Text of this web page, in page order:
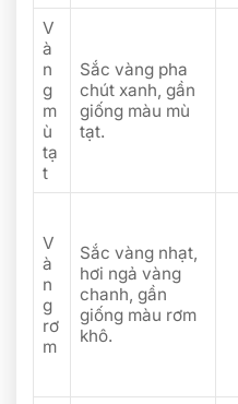
V
à
n
g
m
ù
tạ
t
Sắc vàng pha
chút xanh, gần
giống màu mù
tạt.
V
à
n
g
rơ
m
Sắc vàng nhạt,
hơi ngả vàng
chanh, gần
giống màu rơm
khô.